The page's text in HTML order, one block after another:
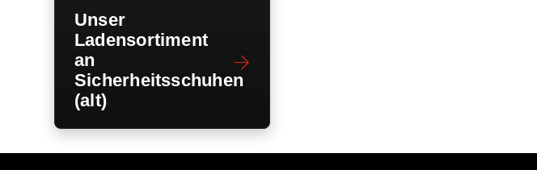
Unser
Ladensortiment
an
Sicherheitsschuhen
(alt)